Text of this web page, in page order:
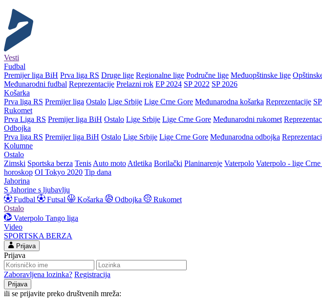
Vesti
Fudbal
Premijer liga BiH Prva liga RS Druge lige Regionalne lige Područne lige Međuopštinske lige
Međunarodni fudbal Reprezentacije Prelazni rok EP 2024 SP 2022 SP 2026
Košarka
Prva liga RS Premijer liga Ostalo Lige Srbije Lige Crne Gore Međunarodna košarka Reprezentacije
Rukomet
Prva Liga RS Premijer liga BiH Ostalo Lige Srbije Lige Crne Gore Međunarodni rukomet
Odbojka
Prva liga RS Premijer liga BiH Ostalo Lige Srbije Lige Crne Gore Međunarodna odbojka
Kolumne
Ostalo
Zimski Sportska berza Tenis Auto moto Atletika Borilački Planinarenje Vaterpolo Vaterpolo - lige
horoskop OI Tokyo 2020 Tip dana
Jahorina
S Jahorine s ljubavlju
Fudbal
Futsal Košarka Odbojka
Rukomet
Ostalo
Vaterpolo Tango liga
Video
SPORTSKA BERZA
Prijava
Prijava
Zaboravljena lozinka? Registracija
ili se prijavite preko društvenih mreža: